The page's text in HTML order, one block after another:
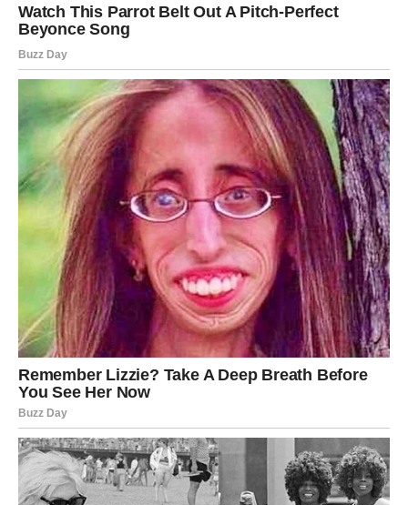
Za Strelčeve, 2. novembar je dan otkrića i novih početaka.
Energija vas vuče ka avanturi, putovanjima i istraživanju.
Ako ste dugo stagnirali, sada se konačno pomerate
napred.
Na poslu vas očekuje prilika da pokažete svoj talenat i
dobijete priznanje koje ste zaslužili. U ljubavi, slobodni
Strelčevi mogu doživeti neočekivanu romansu – možda
baš sa osobom koju su do sada smatrali prijateljem.
Zauzeti će pronaći način da vrate iskru i razbiju rutinu.
Univerzum vas vodi ka nečemu velikom.
Jarac
Jarčevi danas osećaju olakšanje – sve što je bilo teško
počinje da se rešava. Planete vas podržavaju da verujete
sebi i konačno pustite prošlost. Profesionalno vas
očekuje uspeh, posebno ako ste uložili trud u prethodnim
mesecima.
Ljubav donosi stabilnost – partner pokazuje razumevanje,
a slobodni Jarčevi bi mogli upoznati osobu koja im vraća
veru u emocije. Danas shvatate da se sve dešava s